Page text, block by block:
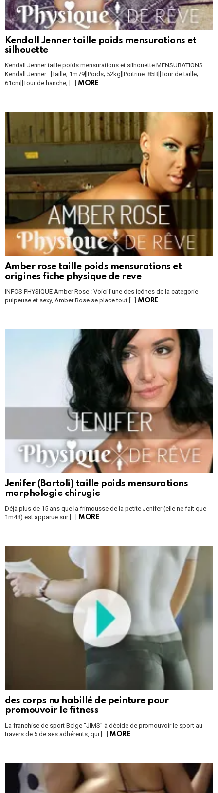
Kendall Jenner taille poids mensurations et
silhouette
Kendall Jenner taille poids mensurations et silhouette MENSURATIONS
Kendall Jenner : [Taille; 1m79][Poids; 52kg][Poitrine; 85B][Tour de taille;
61cm][Tour de hanche; […] MORE
Amber rose taille poids mensurations et
origines fiche physique de reve
INFOS PHYSIQUE Amber Rose : Voici l’une des icônes de la catégorie
pulpeuse et sexy, Amber Rose se place tout […] MORE
Jenifer (Bartoli) taille poids mensurations
morphologie chirugie
Déjà plus de 15 ans que la frimousse de la petite Jenifer (elle ne fait que
1m48) est apparue sur […] MORE
des corps nu habillé de peinture pour
promouvoir le fitness
La franchise de sport Belge “JIMS” à décidé de promouvoir le sport au
travers de 5 de ses adhérents, qui […]
MORE